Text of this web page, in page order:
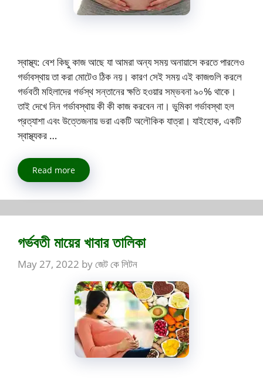
স্বাস্থ্য: বেশ কিছু কাজ আছে যা আমরা অন্য সময় অনায়াসে করতে পারলেও
গর্ভাবস্থায় তা করা মোটেও ঠিক নয়। কারণ সেই সময় এই কাজগুলি করলে
গর্ভবতী মহিলাদের গর্ভস্থ সন্তানের ক্ষতি হওয়ার সম্ভবনা ৯০% থাকে।
তাই দেখে নিন গর্ভাবস্থায় কী কী কাজ করবেন না। ভুমিকা গর্ভাবস্থা হল
প্রত্যাশা এবং উত্তেজনায় ভরা একটি অলৌকিক যাত্রা। যাইহোক, একটি
স্বাস্থ্যকর …
Read more
গর্ভবতী মায়ের খাবার তালিকা
May 27, 2022 byজেট কে লিটন